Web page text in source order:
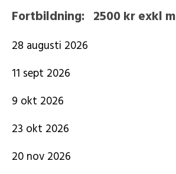
Fortbildning: 2500 kr exkl m
28 augusti 2026
11 sept 2026
9 okt 2026
23 okt 2026
20 nov 2026